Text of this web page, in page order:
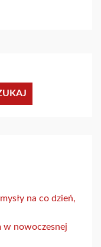
na co dzień,
w nowoczesnej